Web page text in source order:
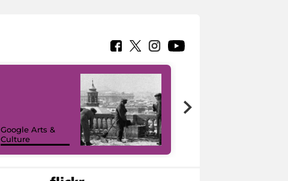
Google Arts &
Culture